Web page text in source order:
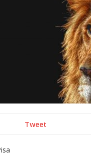
Tweet